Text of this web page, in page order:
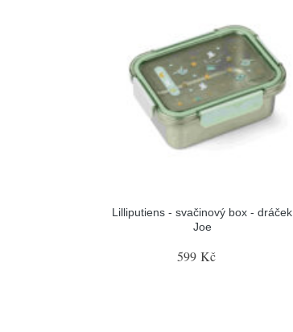
Lilliputiens - svačinový box - dráček
Joe
599 Kč